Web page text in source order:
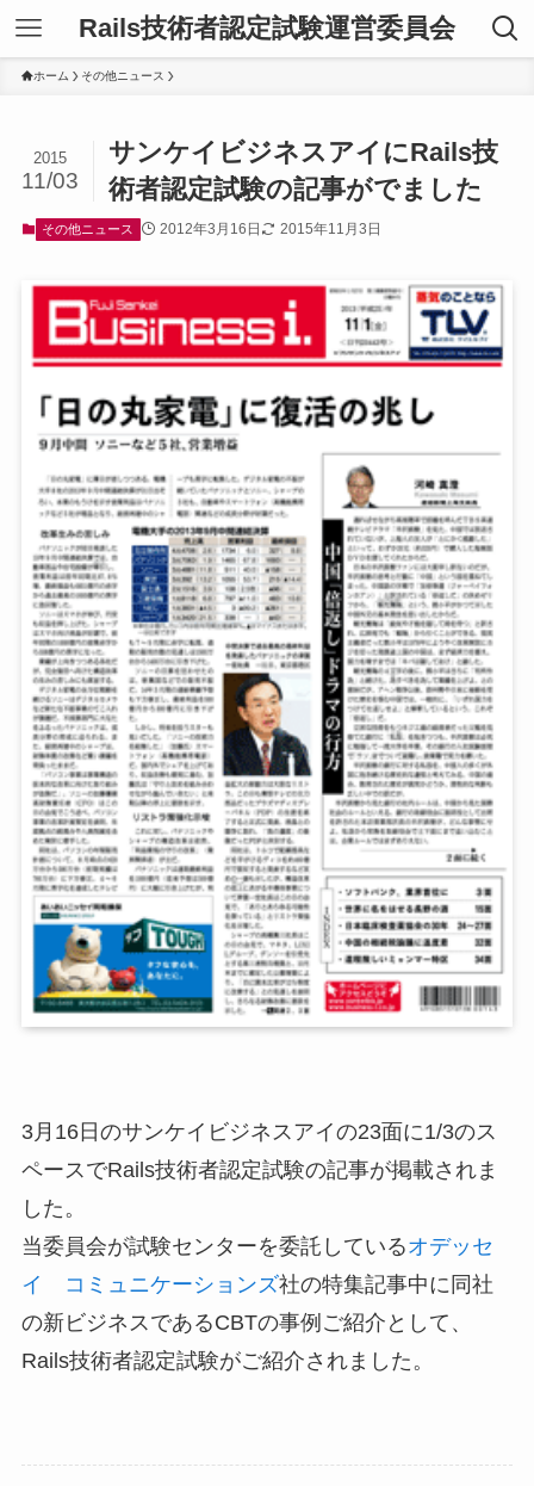
Rails技術者認定試験運営委員会
ホーム その他ニュース
サンケイビジネスアイにRails技
術者認定試験の記事がでました
2015
11/03
その他ニュース 2012年3月16日 2015年11月3日
3月16日のサンケイビジネスアイの23面に1/3のス
ペースでRails技術者認定試験の記事が掲載されま
した。
当委員会が試験センターを委託しているオデッセ
イ コミュニケーションズ社の特集記事中に同社
の新ビジネスであるCBTの事例ご紹介として、
Rails技術者認定試験がご紹介されました。